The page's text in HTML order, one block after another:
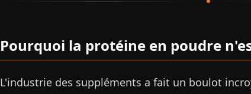
Pourquoi la protéine en poudre
L'industrie des suppléments a fait un boulot